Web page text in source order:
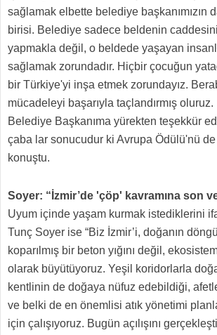
sağlamak elbette belediye başkanımızın
birisi. Belediye sadece beldenin
yapmakla değil, o beldede yaşayan
sağlamak zorundadır. Hiçbir çocuğun
bir Türkiye'yi inşa etmek zorundayız.
mücadeleyi başarıyla taçlandırmış
Belediye Başkanıma yürekten teşekkür
çaba lar sonucudur ki Avrupa Ödülü'nü de
konuştu.
Soyer: “İzmir’de 'çöp' kavramına son
Uyum içinde yaşam kurmak istediklerini
Tunç Soyer ise “Biz İzmir’i, doğanın
koparılmış bir beton yığını değil,
olarak büyütüyoruz. Yeşil koridorlarla
kentlinin de doğaya nüfuz edebildiği,
ve belki de en önemlisi atık yönetimi
için çalışıyoruz. Bugün açılışını